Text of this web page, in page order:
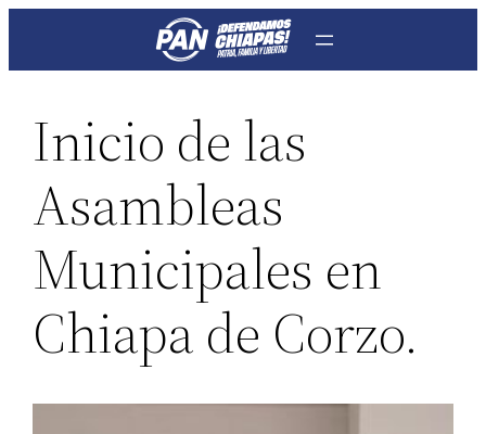
Inicio de las
Asambleas
Municipales en
Chiapa de Corzo.